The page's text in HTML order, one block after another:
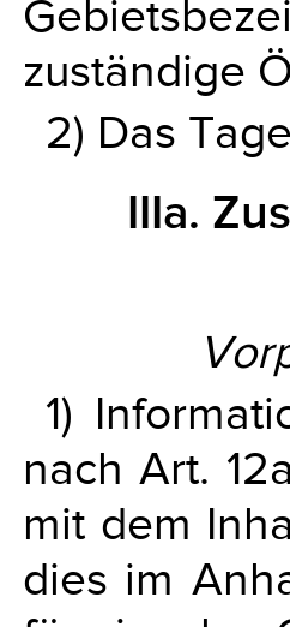
zuständige
2) Das
IIIa.
1)
nach Art.
mit dem
dies im